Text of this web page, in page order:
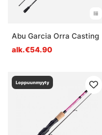
Abu Garcia Orra Casting
alk.€54.90
Loppuunmyyty